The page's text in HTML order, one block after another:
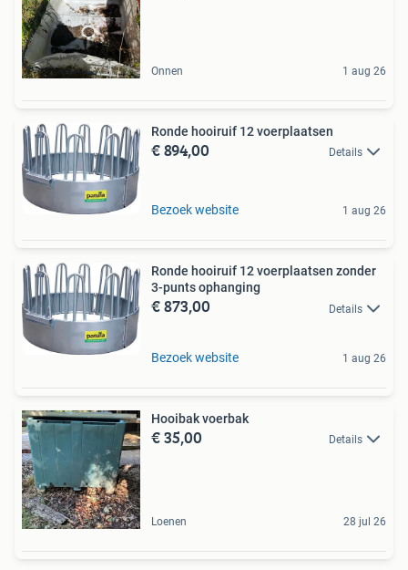
Onnen 1 aug 26
Ronde hooiruif 12 voerplaatsen
€ 894,00 Details
Bezoek website 1 aug 26
Ronde hooiruif 12 voerplaatsen zonder
3-punts ophanging
€ 873,00 Details
Bezoek website 1 aug 26
Hooibak voerbak
€ 35,00 Details
Loenen 28 jul 26